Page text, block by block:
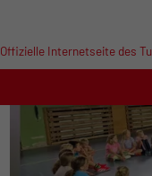
Offizielle Internetseite des